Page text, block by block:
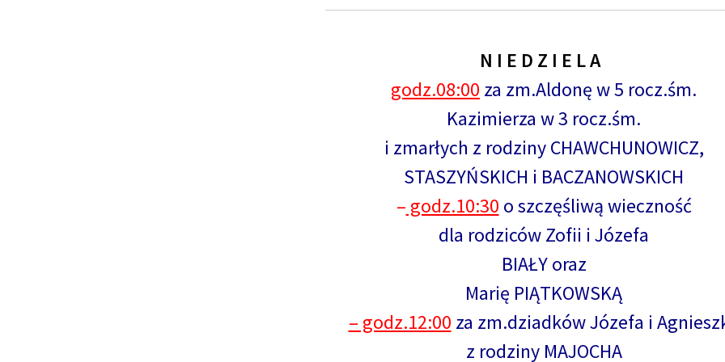
N I E D Z I E L A
godz.08:00 za zm.Aldonę w 5 rocz.śm.
Kazimierza w 3 rocz.śm.
i zmarłych z rodziny CHAWCHUNOWICZ,
STASZYŃSKICH i BACZANOWSKICH
– godz.10:30 o szczęśliwą wieczność
dla rodziców Zofii i Józefa
BIAŁY oraz
Marię PIĄTKOWSKĄ
– godz.12:00 za zm.dziadków Józefa i
z rodziny MAJOCHA